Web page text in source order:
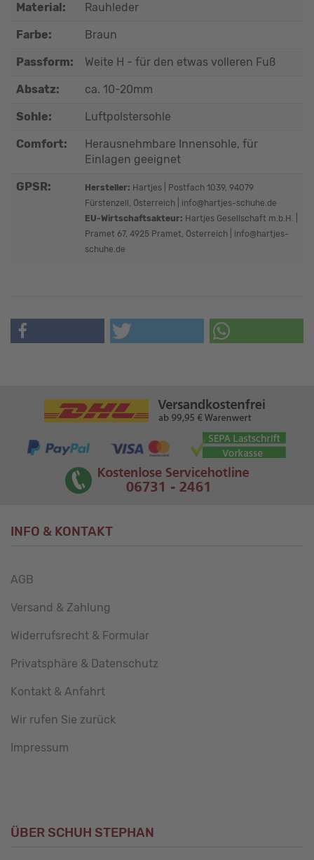
Material: Rauhleder
Farbe: Braun
Passform: Weite H - für den etwas volleren Fuß
Absatz: ca. 10-20mm
Sohle: Luftpolstersohle
Comfort:
Herausnehmbare Innensohle, für
Einlagen geeignet
GPSR: Hersteller: Hartjes | Postfach 1039, 94079
Fürstenzell, Österreich | info@hartjes-schuhe.de
EU-Wirtschaftsakteur: Hartjes Gesellschaft m.b.H. |
Pramet 67, 4925 Pramet, Österreich | info@hartjes-
schuhe.de
INFO & KONTAKT
AGB
Versand & Zahlung
Widerrufsrecht & Formular
Privatsphäre & Datenschutz
Kontakt & Anfahrt
Wir rufen Sie zurück
Impressum
ÜBER SCHUH STEPHAN